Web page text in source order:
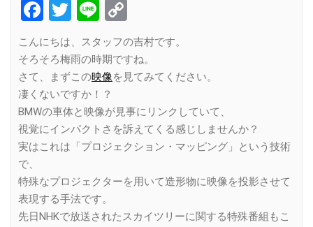
Facebook
Twitter
Line
Link
こんにちは、スタッフの吉村です。
そろそろ梅雨の時期ですね。
さて、まずこの映像を見てみてください。
凄くないですか！？
BMWの車体と映像が見事にリンクしていて、
視覚にインパクトさを訴えてくる感じしませんか？
実はこれは「プロジェクション・マッピング」という技術
で、
特殊なプロジェクターを用いて造形物に映像を投影させて
表現する手法です。
先日NHKで放送されたスカイツリーに関する特殊番組もこ